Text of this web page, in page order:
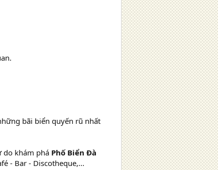
bãi biển quyến rũ nhất
do khám phá Phố Biển Đà
- Bar - Discotheque,...